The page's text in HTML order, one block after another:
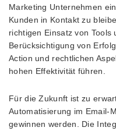
Marketing Unternehmen
Kunden in Kontakt zu
richtigen Einsatz von Tools
Berücksichtigung von
Action und rechtlichen
hohen Effektivität führen.
Für die Zukunft ist zu
Automatisierung im Email-
gewinnen werden. Die